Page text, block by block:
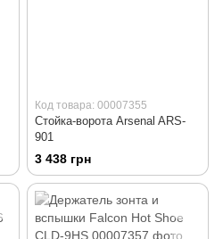
Код товара: 00007355
Стойка-ворота Arsenal ARS-
901
3 438 грн